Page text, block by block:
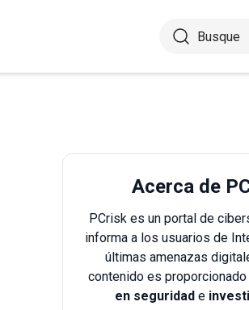
Acerca de
PCrisk es un portal de
informa a los usuarios de
últimas amenazas
contenido es
en seguridade